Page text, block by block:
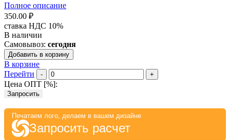
Полное описание
350.00 ₽
ставка НДС 10%
В наличии
Самовывоз: сегодня
Добавить в корзину
В корзине
Перейти
- +
Цена ОПТ [%]:
Запросить
Печатаем лого, делаем в вашем дизайне
Запросить расчет